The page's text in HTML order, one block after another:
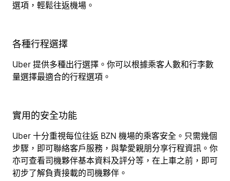
選項，輕鬆往返機場。
各種行程選擇
Uber 提供多種出行選擇。你可以根據乘客人數和行李數
量選擇最適合的行程選項。
實用的安全功能
Uber 十分重視每位往返 BZN 機場的乘客安全。只需幾個
步驟，即可聯絡客戶服務，與摯愛親朋分享行程資訊。你
亦可查看司機夥伴基本資料及評分等，在上車之前，即可
初步了解負責接載的司機夥伴。